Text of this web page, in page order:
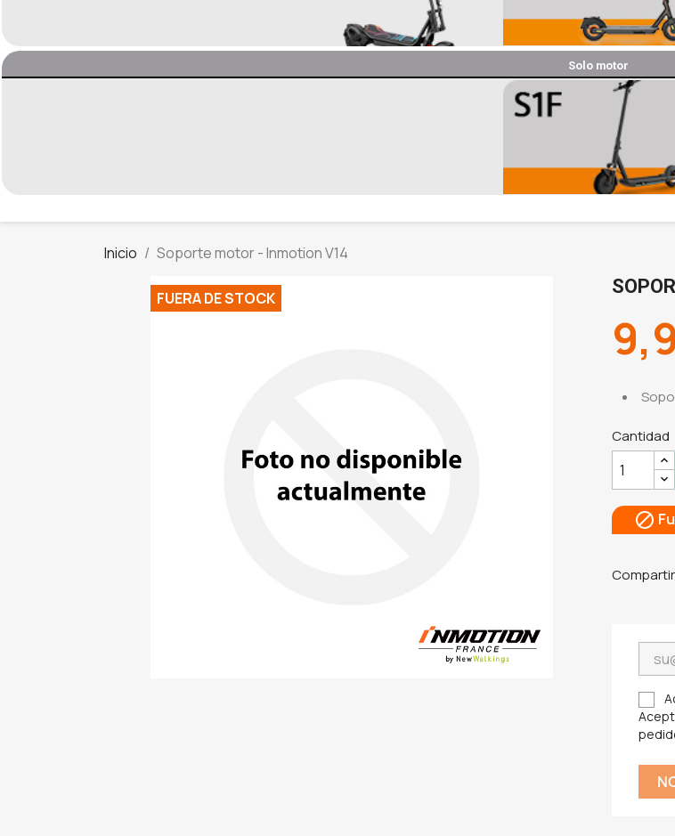
Solo motor
Inicio Soporte motor - Inmotion V14
FUERA DE STOCK
Cantidad

Compartir